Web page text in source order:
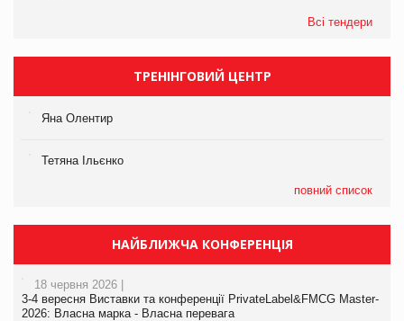
Всі тендери
ТРЕНІНГОВИЙ ЦЕНТР
Яна Олентир
Тетяна Ільєнко
повний список
НАЙБЛИЖЧА КОНФЕРЕНЦІЯ
18 червня 2026 |
3-4 вересня Виставки та конференції PrivateLabel&FMCG Master-
2026: Власна марка - Власна перевага